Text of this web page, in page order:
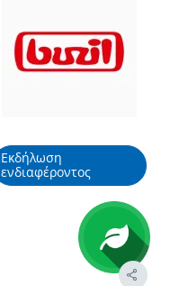
Εκδήλωση
ενδιαφέροντος